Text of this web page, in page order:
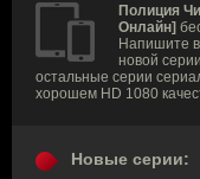
Полиция
Онлайн]
Напишите
новой
остальные серии
хорошем HD 1080
Новые серии: